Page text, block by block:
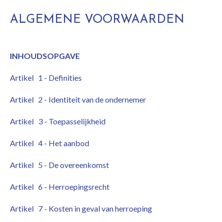
ALGEMENE VOORWAARDEN
INHOUDSOPGAVE
Artikel 1 - Definities
Artikel 2 - Identiteit van de ondernemer
Artikel 3 - Toepasselijkheid
Artikel 4 - Het aanbod
Artikel 5 - De overeenkomst
Artikel 6 - Herroepingsrecht
Artikel 7 - Kosten in geval van herroeping